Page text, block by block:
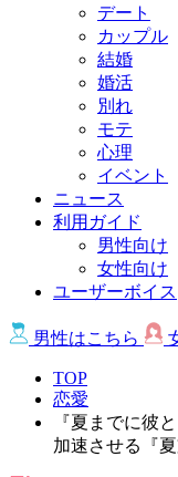
デート
カップル
結婚
婚活
別れ
モテ
心理
イベント
ニュース
利用ガイド
男性向け
女性向け
ユーザーボイス
男性はこちら
TOP
恋愛
『夏までに彼
加速させる『